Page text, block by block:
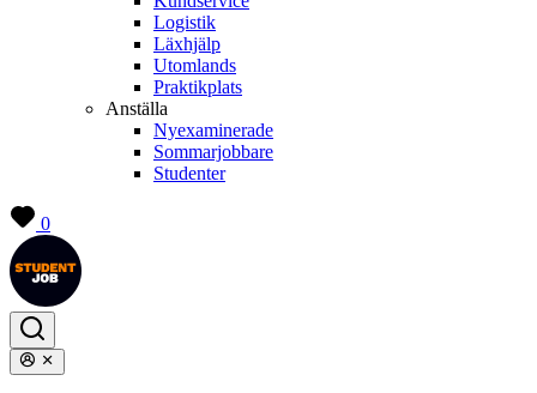
Logistik
Läxhjälp
Utomlands
Praktikplats
Anställa
Nyexaminerade
Sommarjobbare
Studenter
0